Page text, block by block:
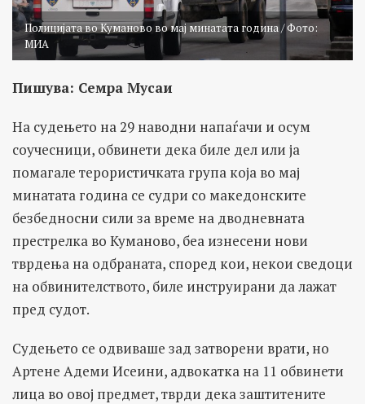
Полицијата во Куманово во мај минатата година / Фото:
МИА
Пишува: Семра Мусаи
На судењето на 29 наводни напаѓачи и осум
соучесници, обвинети дека биле дел или ја
помагале терористичката група која во мај
минатата година се судри со македонските
безбедносни сили за време на дводневната
престрелка во Куманово, беа изнесени нови
тврдења на одбраната, според кои, некои сведоци
на обвинителството, биле инструирани да лажат
пред судот.
Судењето се одвиваше зад затворени врати, но
Артене Адеми Исеини, адвокатка на 11 обвинети
лица во овој предмет, тврди дека заштитените